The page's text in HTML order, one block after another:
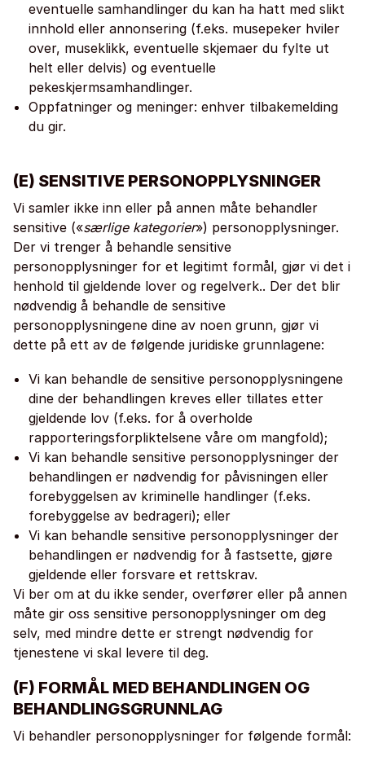
eventuelle samhandlinger du kan ha hatt med slikt
innhold eller annonsering (f.eks. musepeker hviler
over, museklikk, eventuelle skjemaer du fylte ut
helt eller delvis) og eventuelle
pekeskjermsamhandlinger.
Oppfatninger og meninger: enhver tilbakemelding
du gir.
(E) SENSITIVE PERSONOPPLYSNINGER
Vi samler ikke inn eller på annen måte behandler
sensitive («særlige kategorier») personopplysninger.
Der vi trenger å behandle sensitive
personopplysninger for et legitimt formål, gjør vi det i
henhold til gjeldende lover og regelverk.. Der det blir
nødvendig å behandle de sensitive
personopplysningene dine av noen grunn, gjør vi
dette på ett av de følgende juridiske grunnlagene:
Vi kan behandle de sensitive personopplysningene
dine der behandlingen kreves eller tillates etter
gjeldende lov (f.eks. for å overholde
rapporteringsforpliktelsene våre om mangfold);
Vi kan behandle sensitive personopplysninger der
behandlingen er nødvendig for påvisningen eller
forebyggelsen av kriminelle handlinger (f.eks.
forebyggelse av bedrageri); eller
Vi kan behandle sensitive personopplysninger der
behandlingen er nødvendig for å fastsette, gjøre
gjeldende eller forsvare et rettskrav.
Vi ber om at du ikke sender, overfører eller på annen
måte gir oss sensitive personopplysninger om deg
selv, med mindre dette er strengt nødvendig for
tjenestene vi skal levere til deg.
(F) FORMÅL MED BEHANDLINGEN OG
BEHANDLINGSGRUNNLAG
Vi behandler personopplysninger for følgende formål: